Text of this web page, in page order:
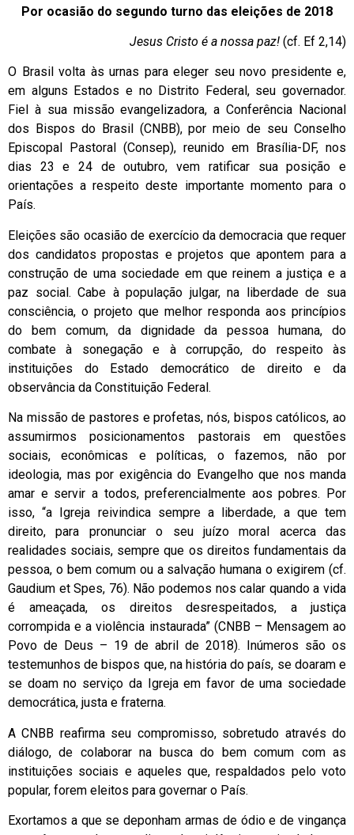
Por ocasião do segundo turno das eleições de 2018
Jesus Cristo é a nossa paz! (cf. Ef 2,14)
O Brasil volta às urnas para eleger seu novo presidente e,
em alguns Estados e no Distrito Federal, seu governador.
Fiel à sua missão evangelizadora, a Conferência Nacional
dos Bispos do Brasil (CNBB), por meio de seu Conselho
Episcopal Pastoral (Consep), reunido em Brasília-DF, nos
dias 23 e 24 de outubro, vem ratificar sua posição e
orientações a respeito deste importante momento para o
País.
Eleições são ocasião de exercício da democracia que requer
dos candidatos propostas e projetos que apontem para a
construção de uma sociedade em que reinem a justiça e a
paz social. Cabe à população julgar, na liberdade de sua
consciência, o projeto que melhor responda aos princípios
do bem comum, da dignidade da pessoa humana, do
combate à sonegação e à corrupção, do respeito às
instituições do Estado democrático de direito e da
observância da Constituição Federal.
Na missão de pastores e profetas, nós, bispos católicos, ao
assumirmos posicionamentos pastorais em questões
sociais, econômicas e políticas, o fazemos, não por
ideologia, mas por exigência do Evangelho que nos manda
amar e servir a todos, preferencialmente aos pobres. Por
isso, “a Igreja reivindica sempre a liberdade, a que tem
direito, para pronunciar o seu juízo moral acerca das
realidades sociais, sempre que os direitos fundamentais da
pessoa, o bem comum ou a salvação humana o exigirem (cf.
Gaudium et Spes, 76). Não podemos nos calar quando a vida
é ameaçada, os direitos desrespeitados, a justiça
corrompida e a violência instaurada” (CNBB – Mensagem ao
Povo de Deus – 19 de abril de 2018). Inúmeros são os
testemunhos de bispos que, na história do país, se doaram e
se doam no serviço da Igreja em favor de uma sociedade
democrática, justa e fraterna.
A CNBB reafirma seu compromisso, sobretudo através do
diálogo, de colaborar na busca do bem comum com as
instituições sociais e aqueles que, respaldados pelo voto
popular, forem eleitos para governar o País.
Exortamos a que se deponham armas de ódio e de vingança